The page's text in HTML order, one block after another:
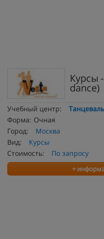
Курсы
dance)
Учебный центр:
Форма: Очная
Город:
Москва
Вид:
Курсы
Стоимость:
По запросу
+